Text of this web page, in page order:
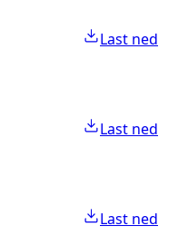
Last ned
Last ned
Last ned